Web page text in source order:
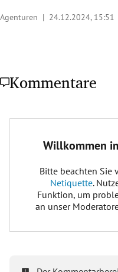
Agenturen | 24.12.2024, 15:51
Kommentare